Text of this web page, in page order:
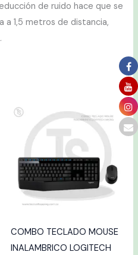
de ruido hace que se
1,5 metros de distancia,
COMBO TECLADO MOUSE
INALAMBRICO LOGITECH